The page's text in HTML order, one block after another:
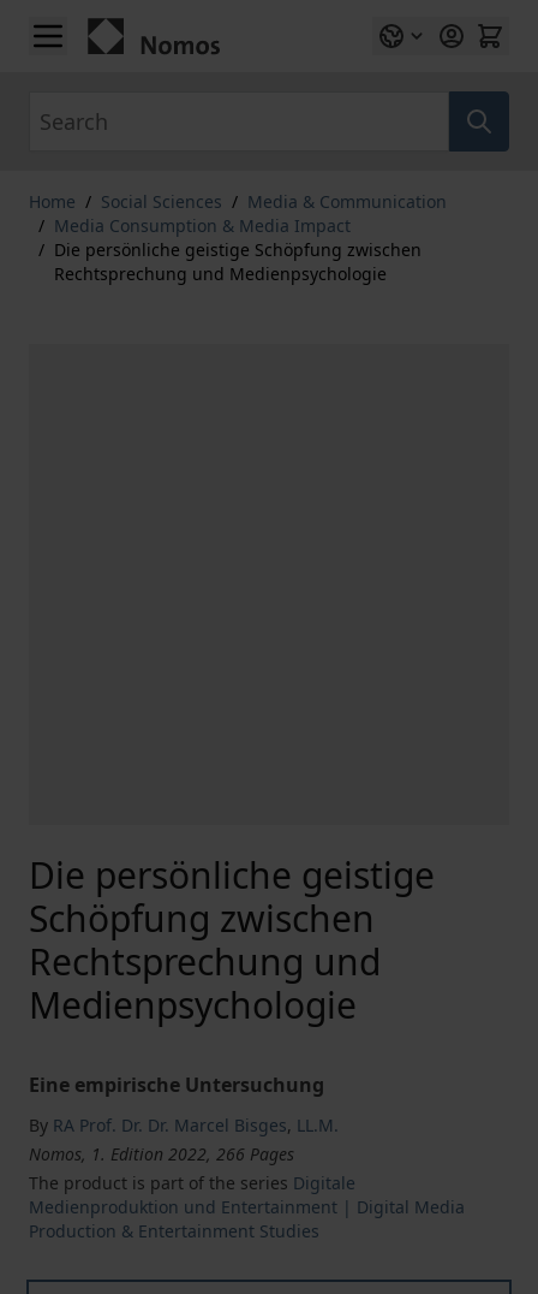
Skip to Content
Home / Social Sciences / Media & Communication
/ Media Consumption & Media Impact
/ Die persönliche geistige Schöpfung zwischen
Rechtsprechung und Medienpsychologie
Die persönliche geistige
Schöpfung zwischen
Rechtsprechung und
Medienpsychologie
Eine empirische Untersuchung
By RA Prof. Dr. Dr. Marcel Bisges, LL.M.
Nomos, 1. Edition 2022, 266 Pages
The product is part of the series Digitale
Medienproduktion und Entertainment | Digital Media
Production & Entertainment Studies